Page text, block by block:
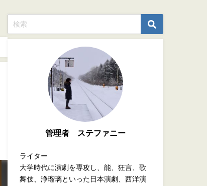
管理者 ステファニー
ライター
大学時代に演劇を専攻し、能、狂言、歌
舞伎、浄瑠璃といった日本演劇、西洋演